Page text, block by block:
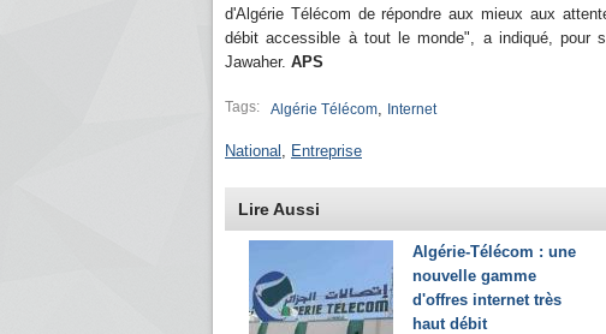
d'Algérie Télécom de répondre aux mieux aux
débit accessible à tout le monde", a indiqué, pour
Jawaher. APS
Tags: Algérie Télécom, Internet
National , Entreprise
Lire Aussi
Algérie-Télécom : une
nouvelle gamme
d'offres internet très
haut débit